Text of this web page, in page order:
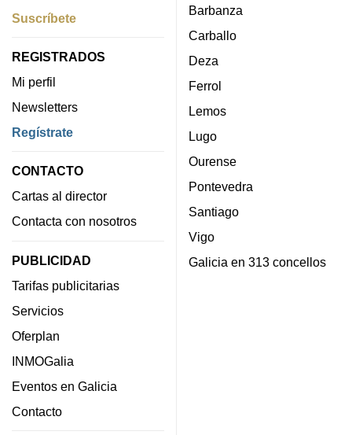
Suscríbete
REGISTRADOS
Mi perfil
Newsletters
Regístrate
CONTACTO
Cartas al director
Contacta con nosotros
PUBLICIDAD
Tarifas publicitarias
Servicios
Oferplan
INMOGalia
Eventos en Galicia
Contacto
Barbanza
Carballo
Deza
Ferrol
Lemos
Lugo
Ourense
Pontevedra
Santiago
Vigo
Galicia en 313 concellos